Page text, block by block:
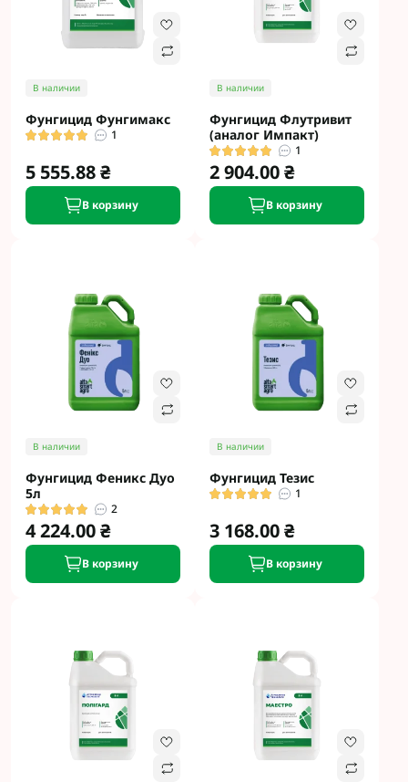
В наличии
Фунгицид Фунгимакс
1
5 555.88 ₴
В корзину
В наличии
Фунгицид Флутривит
(аналог Импакт)
1
2 904.00 ₴
В корзину
В наличии
Фунгицид Феникс Дуо
5л
2
4 224.00 ₴
В корзину
В наличии
Фунгицид Тезис
1
3 168.00 ₴
В корзину